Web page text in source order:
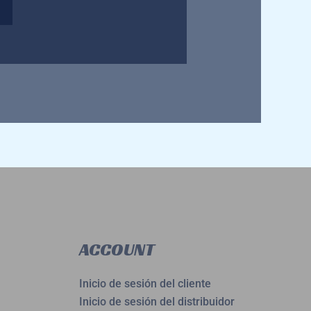
ACCOUNT
Inicio de sesión del cliente
Inicio de sesión del distribuidor